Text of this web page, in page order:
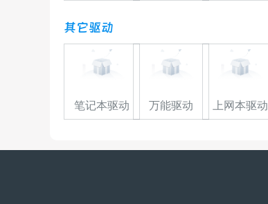
其它驱动
笔记本驱动 万能驱动 上网本驱动